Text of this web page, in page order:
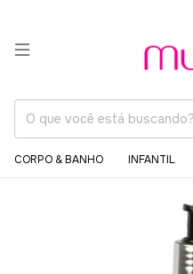
CORPO & BANHO INFANTIL